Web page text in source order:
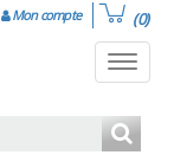
Mon compte (0)